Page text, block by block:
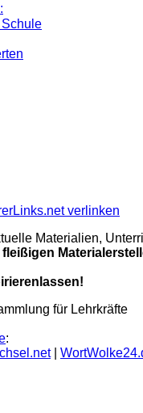
verlinken
Materialien,
für Lehrkräfte
:
|